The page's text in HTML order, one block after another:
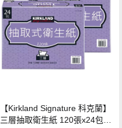
【Kirkland Signature 科克蘭】
三層抽取衛生紙 120張x24包x2